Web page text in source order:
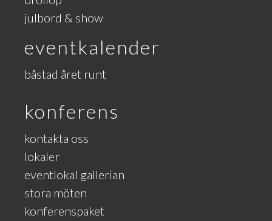
julbord & show
eventkalender
båstad året runt
konferens
kontakta oss
lokaler
eventlokal gallerian
stora möten
konferenspaket